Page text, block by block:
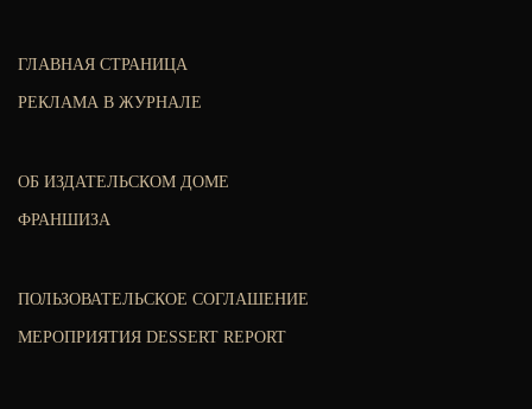
ГЛАВНАЯ СТРАНИЦА
РЕКЛАМА В ЖУРНАЛЕ
ОБ ИЗДАТЕЛЬСКОМ ДОМЕ
ФРАНШИЗА
ПОЛЬЗОВАТЕЛЬСКОЕ СОГЛАШЕНИЕ
МЕРОПРИЯТИЯ DESSERT REPORT